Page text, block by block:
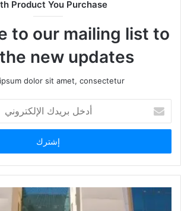
Product You Purchase
to our mailing list to
new updates!
dolor sit amet, consectetur.
بريدك
الإلكتروني